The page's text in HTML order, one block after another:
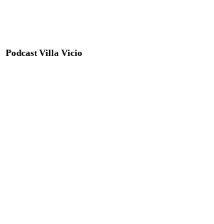
Podcast Villa Vicio